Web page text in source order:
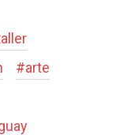
#arte